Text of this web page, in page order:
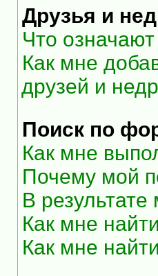
Друзья и
Что
Как мне
друзей и
Поиск по
Как мне
Почему мой
В
Как мне
Как мне